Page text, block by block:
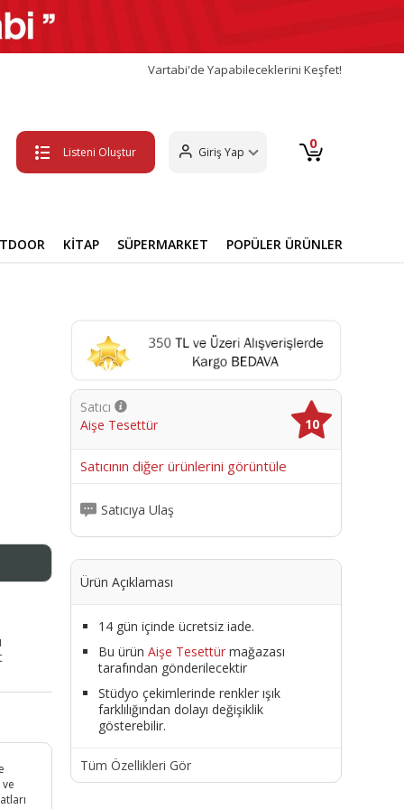
Vartabi'de Yapabileceklerini Keşfet!
Listeni Oluştur Giriş Yap 0
KİTAP SÜPERMARKET POPÜLER ÜRÜNLER
Satıcı
Aişe Tesettür
10
Satıcının diğer ürünlerini görüntüle
Satıcıya Ulaş
Ürün Açıklaması
14 gün içinde ücretsiz iade.
Bu ürün Aişe Tesettürmağazası
tarafından gönderilecektir
Stüdyo çekimlerinde renkler ışık
farklılığından dolayı değişiklik
gösterebilir.
Tüm Özellikleri Gör